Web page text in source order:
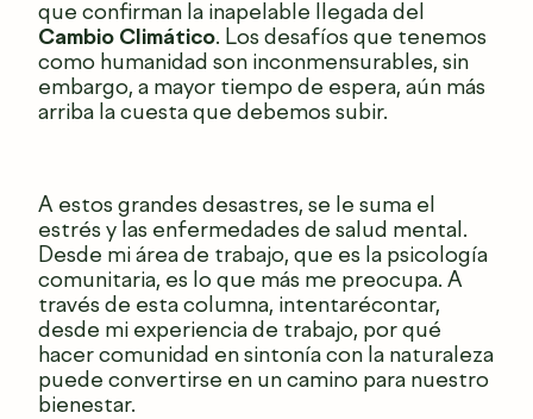
que confirman la inapelable llegada del
Cambio Climático. Los desafíos que tenemos
como humanidad son inconmensurables, sin
embargo, a mayor tiempo de espera, aún más
arriba la cuesta que debemos subir.
A estos grandes desastres, se le suma el
estrés y las enfermedades de salud mental.
Desde mi área de trabajo, que es la psicología
comunitaria, es lo que más me preocupa. A
través de esta columna, intentarécontar,
desde mi experiencia de trabajo, por qué
hacer comunidad en sintonía con la naturaleza
puede convertirse en un camino para nuestro
bienestar.